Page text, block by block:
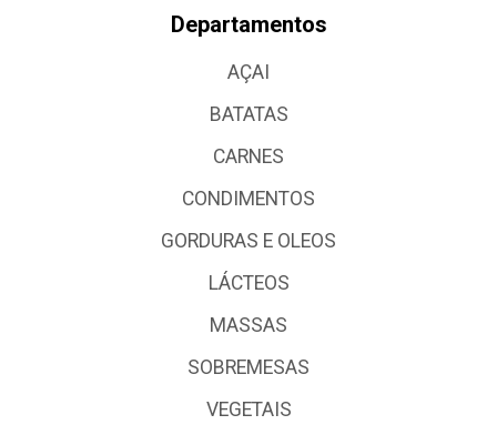
Departamentos
AÇAI
BATATAS
CARNES
CONDIMENTOS
GORDURAS E OLEOS
LÁCTEOS
MASSAS
SOBREMESAS
VEGETAIS